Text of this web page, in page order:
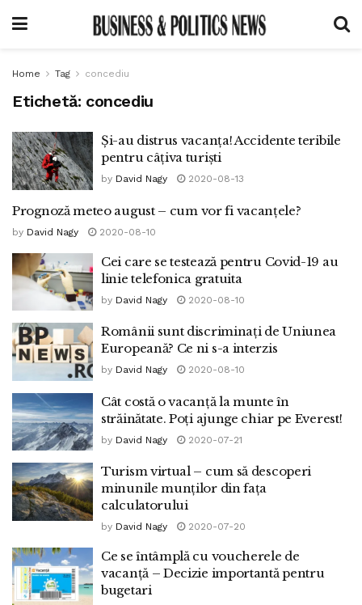
Home Tag concediu
Etichetă: concediu
Și-au distrus vacanța! Accidente teribile
pentru câțiva turiști
by David Nagy 2020-08-13
Prognoză meteo august – cum vor fi vacanțele?
by David Nagy 2020-08-10
Cei care se testează pentru Covid-19 au
linie telefonica gratuita
by David Nagy 2020-08-10
Românii sunt discriminați de Uniunea
Europeană? Ce ni s-a interzis
by David Nagy 2020-08-10
Cât costă o vacanță la munte în
străinătate. Poți ajunge chiar pe Everest!
by David Nagy 2020-07-21
Turism virtual – cum să descoperi
minunile munților din fața
calculatorului
by David Nagy 2020-07-20
Ce se întâmplă cu voucherele de
vacanță – Decizie importantă pentru
bugetari